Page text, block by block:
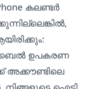
കലണ്ടർ
ഉപകരണ
അക്കൗണ്ടിലെ